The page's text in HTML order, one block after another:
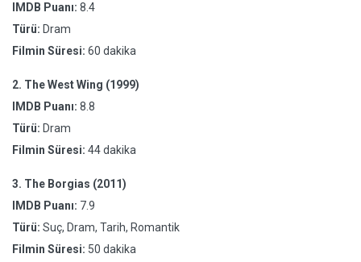
IMDB Puanı: 8.4
Türü: Dram
Filmin Süresi: 60 dakika
2. The West Wing (1999)
IMDB Puanı: 8.8
Türü: Dram
Filmin Süresi: 44 dakika
3. The Borgias (2011)
IMDB Puanı: 7.9
Türü: Suç, Dram, Tarih, Romantik
Filmin Süresi: 50 dakika